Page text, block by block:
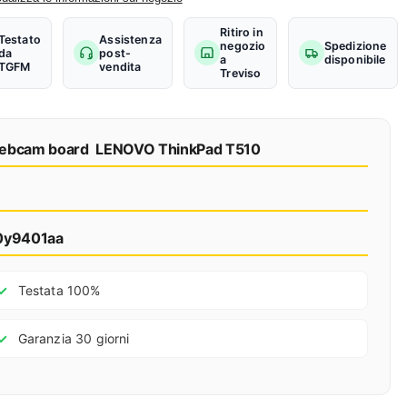
Assistenza
post-
vendita
Ritiro in
negozio
a
Treviso
Spedizione
disponibile
board LENOVO ThinkPad T510
Testata 100%
Garanzia 30 giorni